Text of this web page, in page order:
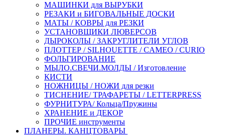
МАШИНКИ для ВЫРУБКИ
РЕЗАКИ и БИГОВАЛЬНЫЕ ДОСКИ
МАТЫ / КОВРЫ для РЕЗКИ
УСТАНОВЩИКИ ЛЮВЕРСОВ
ДЫРОКОЛЫ / ЗАКРУГЛИТЕЛИ УГЛОВ
ПЛОТТЕР / SILHOUETTE / CAMEO / CURIO
ФОЛЬГИРОВАНИЕ
МЫЛО.СВЕЧИ.МОЛДЫ / Изготовление
КИСТИ
НОЖНИЦЫ / НОЖИ для резки
ТИСНЕНИЕ/ ТРАФАРЕТЫ / LETTERPRESS
ФУРНИТУРА/ Кольца/Пружины
ХРАНЕНИЕ и ДЕКОР
ПРОЧИЕ инструменты
ПЛАНЕРЫ. КАНЦТОВАРЫ